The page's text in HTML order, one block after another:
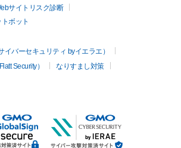
サイトリスク診断
ボット
バーセキュリティ byイエラエ）
Security）
なりすまし対策